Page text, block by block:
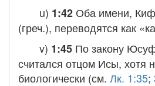
u) 1:42 Оба имени,
(греч.), переводятся как
v) 1:45 По закону
считался отцом Исы, хотя
биологически (см. Лк. 1:35;